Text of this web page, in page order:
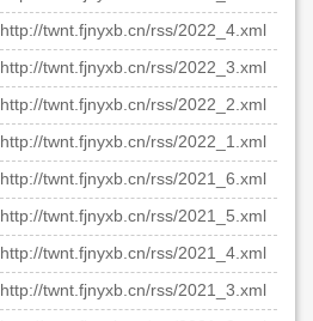
http://twnt.fjnyxb.cn/rss/2022_4.xml
http://twnt.fjnyxb.cn/rss/2022_3.xml
http://twnt.fjnyxb.cn/rss/2022_2.xml
http://twnt.fjnyxb.cn/rss/2022_1.xml
http://twnt.fjnyxb.cn/rss/2021_6.xml
http://twnt.fjnyxb.cn/rss/2021_5.xml
http://twnt.fjnyxb.cn/rss/2021_4.xml
http://twnt.fjnyxb.cn/rss/2021_3.xml